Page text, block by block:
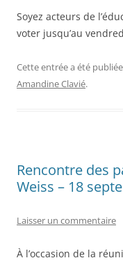
Soyez acteurs de
voter jusqu’au
Cette entrée a été
Amandine Clavié.
Rencontre des
Weiss – 18
Laisser un commentaire
À l’occasion de la